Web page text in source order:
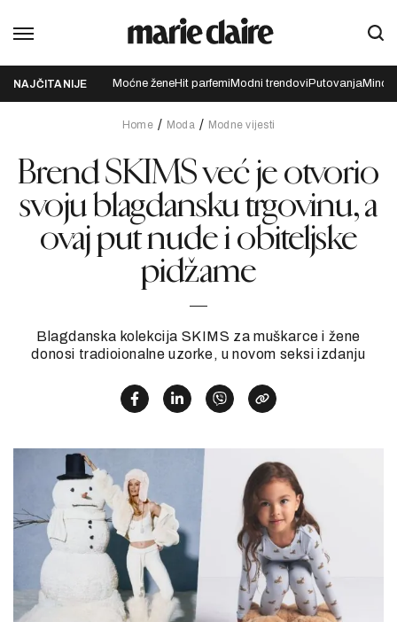
NAJČITANIJE Moćne ženeHit parfemi Modni trendovi Putovanja
Home Moda Modne vijesti
Brend SKIMS već je otvorio
svoju blagdansku trgovinu, a
ovaj put nude i obiteljske
pidžame
Blagdanska kolekcija SKIMS za muškarce i žene
donosi tradioionalne uzorke, u novom seksi izdanju